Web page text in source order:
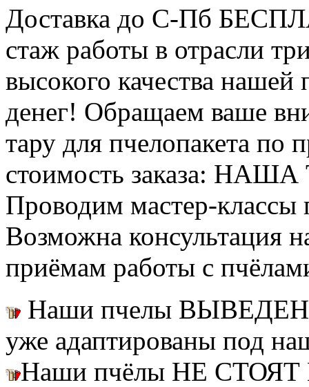
Доставка до С-Пб
стаж работы в отрасли
высокого качества
денег! Обращаем ваше
тару для пчелопакета по
стоимость заказа:
Проводим мастер-классы
Возможна консультация
приёмам работы с
Наши пчелы
уже адаптированы под
Наши пчёлы НЕ СТОЯТ